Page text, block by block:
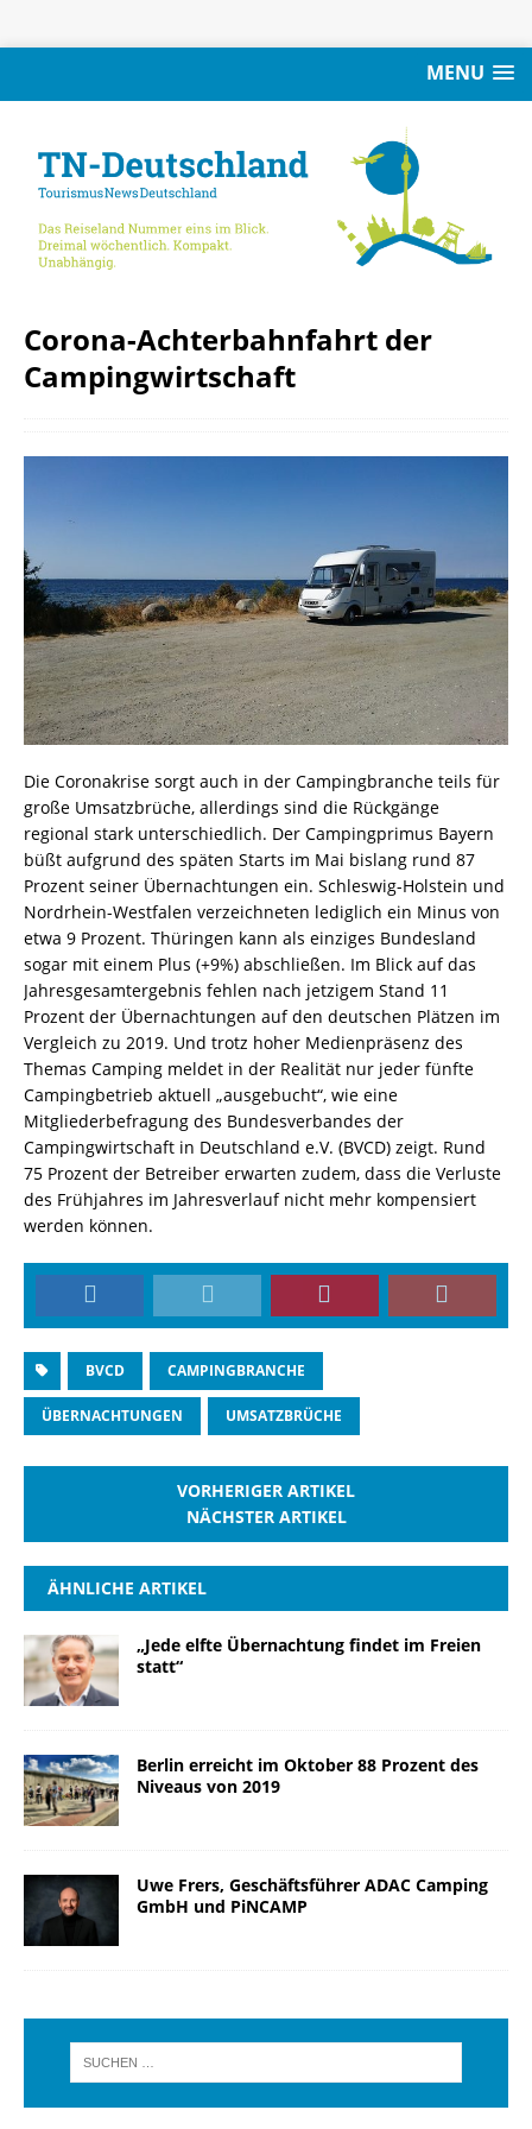
MENU
Corona-Achterbahnfahrt der
Campingwirtschaft
Die Coronakrise sorgt auch in der Campingbranche teils für
große Umsatzbrüche, allerdings sind die Rückgänge
regional stark unterschiedlich. Der Campingprimus Bayern
büßt aufgrund des späten Starts im Mai bislang rund 87
Prozent seiner Übernachtungen ein. Schleswig-Holstein und
Nordrhein-Westfalen verzeichneten lediglich ein Minus von
etwa 9 Prozent. Thüringen kann als einziges Bundesland
sogar mit einem Plus (+9%) abschließen. Im Blick auf das
Jahresgesamtergebnis fehlen nach jetzigem Stand 11
Prozent der Übernachtungen auf den deutschen Plätzen im
Vergleich zu 2019. Und trotz hoher Medienpräsenz des
Themas Camping meldet in der Realität nur jeder fünfte
Campingbetrieb aktuell „ausgebucht“, wie eine
Mitgliederbefragung des Bundesverbandes der
Campingwirtschaft in Deutschland e.V. (BVCD) zeigt. Rund
75 Prozent der Betreiber erwarten zudem, dass die Verluste
des Frühjahres im Jahresverlauf nicht mehr kompensiert
werden können.
BVCD CAMPINGBRANCHE
ÜBERNACHTUNGEN UMSATZBRÜCHE
VORHERIGER ARTIKEL
NÄCHSTER ARTIKEL
ÄHNLICHE ARTIKEL
„Jede elfte Übernachtung findet im Freien
statt“
Berlin erreicht im Oktober 88 Prozent des
Niveaus von 2019
Uwe Frers, Geschäftsführer ADAC Camping
GmbH und PiNCAMP